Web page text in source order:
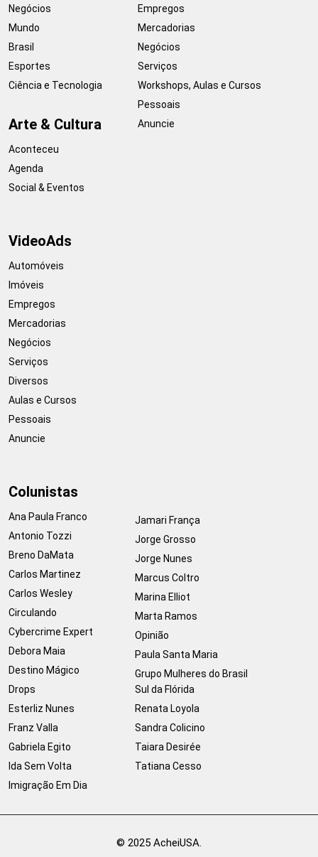
Negócios
Mundo
Brasil
Esportes
Ciência e Tecnologia
Arte & Cultura
Aconteceu
Agenda
Social & Eventos
Empregos
Mercadorias
Negócios
Serviços
Workshops, Aulas e Cursos
Pessoais
Anuncie
VideoAds
Automóveis
Imóveis
Empregos
Mercadorias
Negócios
Serviços
Diversos
Aulas e Cursos
Pessoais
Anuncie
Colunistas
Ana Paula Franco
Antonio Tozzi
Breno DaMata
Carlos Martinez
Carlos Wesley
Circulando
Cybercrime Expert
Debora Maia
Destino Mágico
Drops
Esterliz Nunes
Franz Valla
Gabriela Egito
Ida Sem Volta
Imigração Em Dia
Jamari França
Jorge Grosso
Jorge Nunes
Marcus Coltro
Marina Elliot
Marta Ramos
Opinião
Paula Santa Maria
Grupo Mulheres do Brasil
Sul da Flórida
Renata Loyola
Sandra Colicino
Taiara Desirée
Tatiana Cesso
© 2025 AcheiUSA.